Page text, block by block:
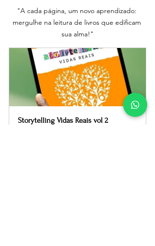
"A cada página, um novo aprendizado:
mergulhe na leitura de livros que edificam
sua alma!"
Storytelling Vidas Reais vol 2